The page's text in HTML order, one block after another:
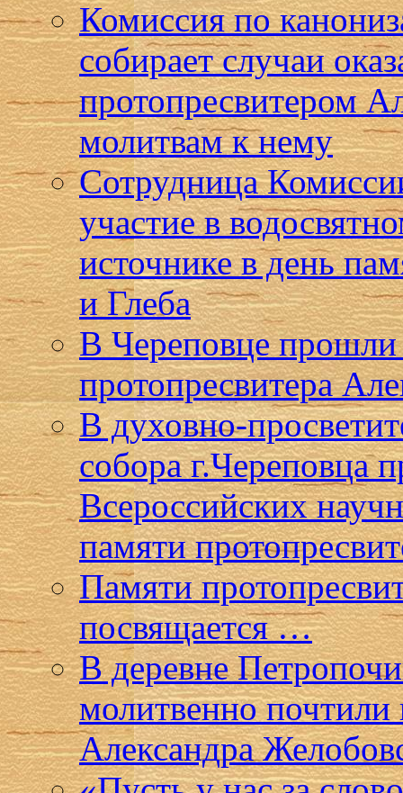
Комиссия по
собирает случаи
протопресвитером
молитвам к нему
Сотрудница
участие в
источнике в день
и Глеба
В Череповце прошли
протопресвитера
В духовно-
собора г.Череповца
Всероссийских
памяти
Памяти
посвящается …
В деревне
молитвенно почтили
Александра